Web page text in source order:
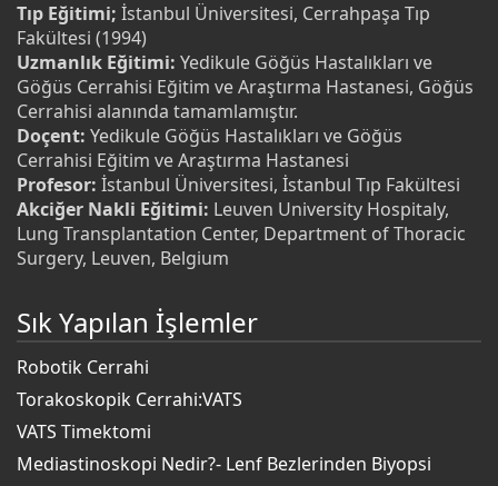
Tıp Eğitimi; İstanbul Üniversitesi, Cerrahpaşa Tıp
Fakültesi (1994)
Uzmanlık Eğitimi: Yedikule Göğüs Hastalıkları ve
Göğüs Cerrahisi Eğitim ve Araştırma Hastanesi, Göğüs
Cerrahisi alanında tamamlamıştır.
Doçent: Yedikule Göğüs Hastalıkları ve Göğüs
Cerrahisi Eğitim ve Araştırma Hastanesi
Profesor: İstanbul Üniversitesi, İstanbul Tıp Fakültesi
Akciğer Nakli Eğitimi: Leuven University Hospitaly,
Lung Transplantation Center, Department of Thoracic
Surgery, Leuven, Belgium
Sık Yapılan İşlemler
Robotik Cerrahi
Torakoskopik Cerrahi:VATS
VATS Timektomi
Mediastinoskopi Nedir?- Lenf Bezlerinden Biyopsi